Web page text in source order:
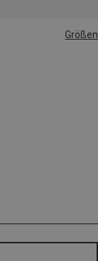
Größen